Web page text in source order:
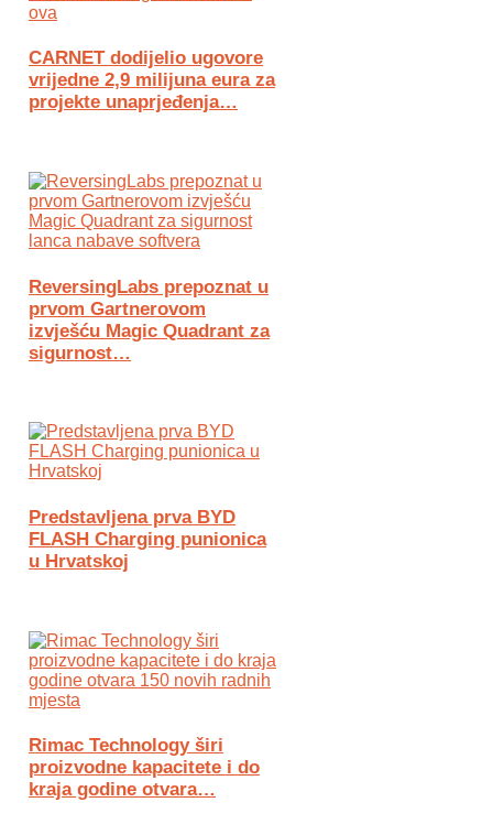
CARNET dodijelio ugovore
vrijedne 2,9 milijuna eura za
projekte unaprjeđenja…
ReversingLabs prepoznat u
prvom Gartnerovom
izvješću Magic Quadrant za
sigurnost…
Predstavljena prva BYD
FLASH Charging punionica
u Hrvatskoj
Rimac Technology širi
proizvodne kapacitete i do
kraja godine otvara…